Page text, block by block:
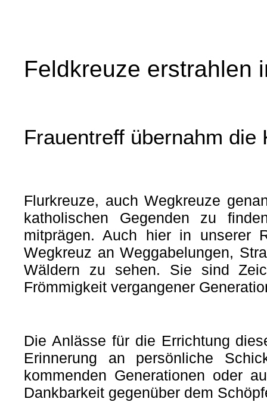
Feldkreuze erstrahlen
Frauentreff übernahm die
Flurkreuze, auch Wegkreuze
katholischen Gegenden zu
mitprägen. Auch hier in unserer
Wegkreuz an Weggabelungen,
Wäldern zu sehen. Sie sind
Frömmigkeit vergangener
Die Anlässe für die Errichtung
Erinnerung an persönliche
kommenden Generationen oder
Dankbarkeit gegenüber dem